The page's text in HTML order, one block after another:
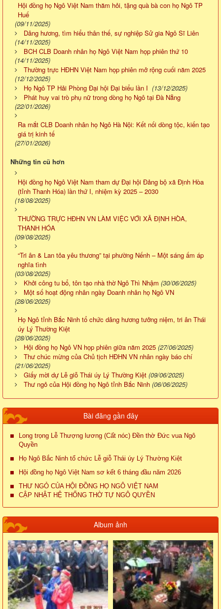
Hội đồng họ Ngô Việt Nam thăm hỏi, tặng quà bà con họ Ngô TP
Huế
(09/11/2025)
Dâng hương, tìm hiểu thân thế, sự nghiệp Sử gia Ngô Sĩ Liên
(14/11/2025)
BCH CLB Doanh nhân họ Ngô Việt Nam họp phiên thứ 10
(14/11/2025)
Thường trực HĐHN Việt Nam họp phiên mở rộng cuối năm 2025
(12/12/2025)
Họ Ngô TP Hải Phòng Đại hội Đại biểu lần I (13/12/2025)
Phát huy vai trò phụ nữ trong dòng họ Ngô tại Đà Nẵng
(22/01/2026)
Ra mắt CLB Doanh nhân họ Ngô Hà Nội: Kết nối dòng tộc, kiến tạo
giá trị kinh tế
(27/01/2026)
Những tin cũ hơn
Hội đồng họ Ngô Việt Nam tham dự Đại hội Đảng bộ xã Định Hòa
(tỉnh Thanh Hóa) lần thứ I, nhiệm kỳ 2025 – 2030
(18/08/2025)
THƯỜNG TRỰC HĐHN VN LÀM VIỆC VỚI XÃ ĐỊNH HÒA,
THANH HÓA
(09/08/2025)
“Tri ân & Lan tỏa yêu thương” tại phường Nếnh – Một sáng ấm áp
nghĩa tình
(03/08/2025)
Khởi công tu bổ, tôn tạo nhà thờ Ngô Thì Nhậm (30/06/2025)
Một số hoạt động nhân ngày Doanh nhân họ Ngô VN
(28/06/2025)
Họ Ngô tỉnh Bắc Ninh tổ chức dâng hương tưởng niệm, tri ân Thái
úy Lý Thường Kiệt
(28/06/2025)
Hội đồng họ Ngô VN họp phiên giữa năm 2025 (27/06/2025)
Thư chúc mừng của Chủ tịch HĐHN VN nhân ngày báo chí
(21/06/2025)
Giấy mời dự Lễ giỗ Thái úy Lý Thường Kiệt (09/06/2025)
Thư ngỏ của Hội đồng họ Ngô tỉnh Bắc Ninh (06/06/2025)
Bài đăng gần đây
Long trọng Lễ Thượng lương (Cất nóc) Đền thờ Đức vua Ngô
Quyền
Họ Ngô Bắc Ninh tổ chức Lễ giỗ Thái úy Lý Thường Kiệt
Hội đồng họ Ngô Việt Nam sơ kết 6 tháng đầu năm 2026
THƯ NGỎ CỦA HỘI ĐỒNG HỌ NGÔ VIỆT NAM
CẬP NHẬT HỆ THỐNG THỜ TỰ NGÔ QUYỀN
Album ảnh